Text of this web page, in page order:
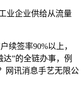
业企业供给从流量
签率90%以上，
”的全链办事，例
网讯消息手艺无限公